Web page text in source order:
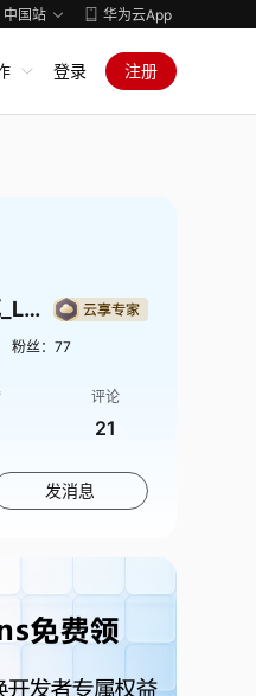
中国站 华为云App
登录 注册
码上开花_Lancer
粉丝： 77
评论
21
发消息